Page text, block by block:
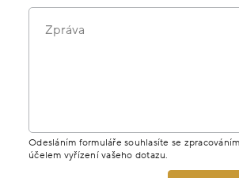
Zpráva
Odesláním formuláře souhlasíte se
účelem vyřízení vašeho dotazu.